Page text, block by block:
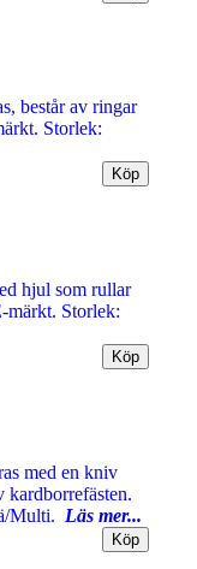
består av ringar
Storlek:
hjul som rullar
märkt. Storlek:
med en kniv
kardborrefästen.
Multi. Läs mer...